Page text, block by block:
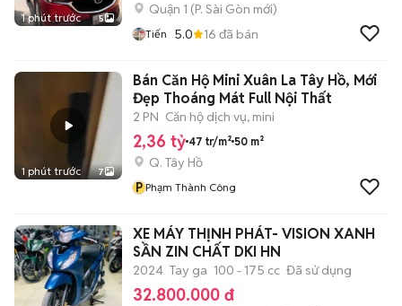
1 phút trước 5
Quận 1 (P. Sài Gòn mới)
Tiến 5.0 16 đã bán
1 phút trước 7
Bán Căn Hộ Mini Xuân La Tây Hồ, Mới
Đẹp Thoáng Mát Full Nội Thất
2 PN Căn hộ dịch vụ, mini
2,36 tỷ 47 tr/m² 50 m²
Q. Tây Hồ
P Phạm Thành Công
XE MÁY THỊNH PHÁT- VISION XANH
SẦN ZIN CHẤT DKI HN
2024 Tay ga 100 - 175 cc Đã sử dụng
32.800.000 đ